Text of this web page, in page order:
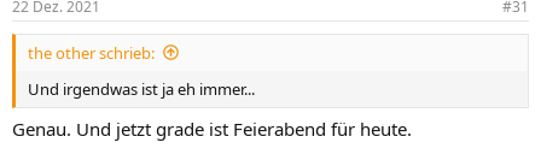
22 Dez. 2021 #31
the other schrieb:
Und irgendwas ist ja eh immer...
Genau. Und jetzt grade ist Feierabend für heute.